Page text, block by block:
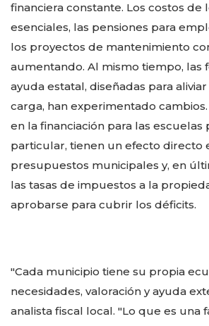
financiera constante. Los costos de
esenciales, las pensiones para
los proyectos de mantenimiento
aumentando. Al mismo tiempo, las
ayuda estatal, diseñadas para
carga, han experimentado
en la financiación para las escuelas
particular, tienen un efecto directo
presupuestos municipales y, en
las tasas de impuestos a la
aprobarse para cubrir los déficits.
"Cada municipio tiene su propia
necesidades, valoración y ayuda
analista fiscal local. "Lo que es una